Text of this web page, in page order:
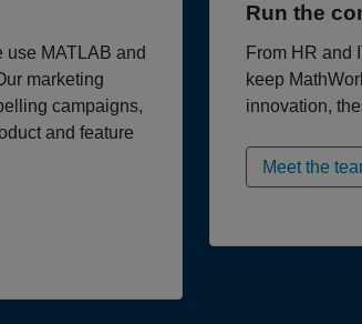
MATLAB and
marketing
campaigns,
and feature
Run the
From HR and
keep
innovation,
Meet the